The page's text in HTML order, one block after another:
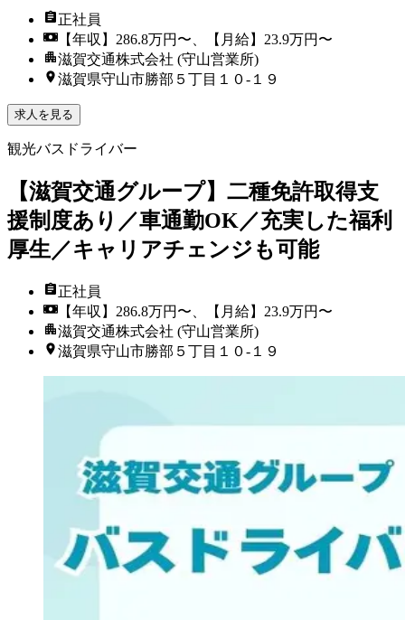
正社員
【年収】286.8万円〜、【月給】23.9万円〜
滋賀交通株式会社 (守山営業所)
滋賀県守山市勝部５丁目１０-１９
求人を見る
観光バスドライバー
【滋賀交通グループ】二種免許取得支
援制度あり／車通勤OK／充実した福利
厚生／キャリアチェンジも可能
正社員
【年収】286.8万円〜、【月給】23.9万円〜
滋賀交通株式会社 (守山営業所)
滋賀県守山市勝部５丁目１０-１９